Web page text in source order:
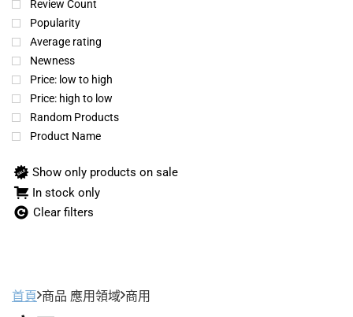
Review Count
Popularity
Average rating
Newness
Price: low to high
Price: high to low
Random Products
Product Name
Show only products on sale
In stock only
Clear filters
首頁 商品 應用領域 商用